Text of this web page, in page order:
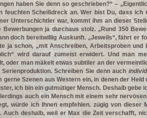
haben Sie denn so geschrieben?“ –
feuchten Scheißdreck an. Wer bist Du, dass
Unterschichtler war, kommt ihm an dieser
Bewerbungen ja durchaus stolz. „Rund 350
doch bereitwillig Auskunft. „Jeweils“, fährt er
ja schon, „mit Anschreiben, Arbeitsproben
wird darauf zumeist erwidert. Und man
oder man mäkelt etwas subtiler an der
Schreiben Sie denn auch
gerne Szenen aus Western ein, in denen der
ich bin ein gutmütiger Mensch. Deshalb gebe
auch ein Mensch mit einem sehr
würde ich Ihnen empfehlen. zügig von dieser
Auch deshalb, weil er Max die Zeit verschafft,